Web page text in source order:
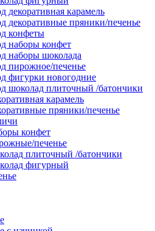
декоративная карамель
декоративные пряники/печенье
конфеты
наборы конфет
наборы шоколада
пирожное/печенье
фигурки новогодние
шоколад плиточный /батончики
карамель
пряники/печенье
конфет
печенье
плиточный /батончики
фигурный